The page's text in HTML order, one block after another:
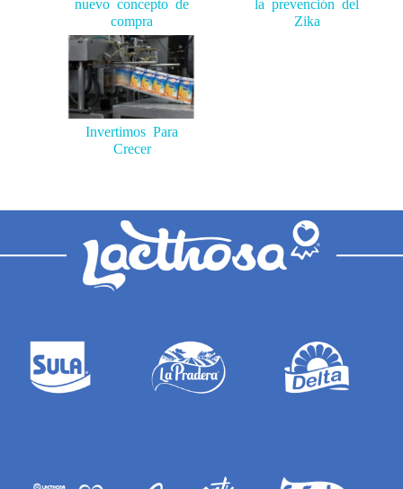
compra
Zika
Invertimos Para
Crecer